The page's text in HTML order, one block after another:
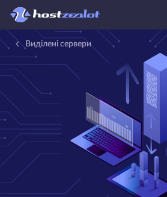
Виділені сервери